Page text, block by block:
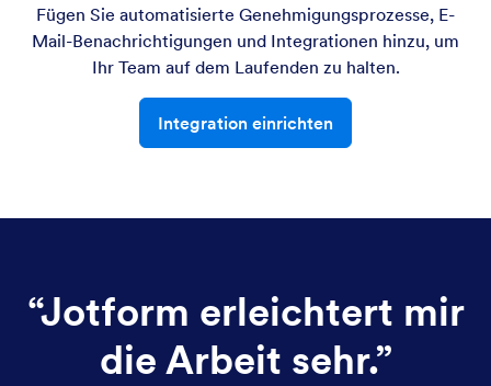
Fügen Sie automatisierte Genehmigungsprozesse, E-
Mail-Benachrichtigungen und Integrationen hinzu, um
Ihr Team auf dem Laufenden zu halten.
Integration einrichten
“Jotform erleichtert mir
die Arbeit sehr.”